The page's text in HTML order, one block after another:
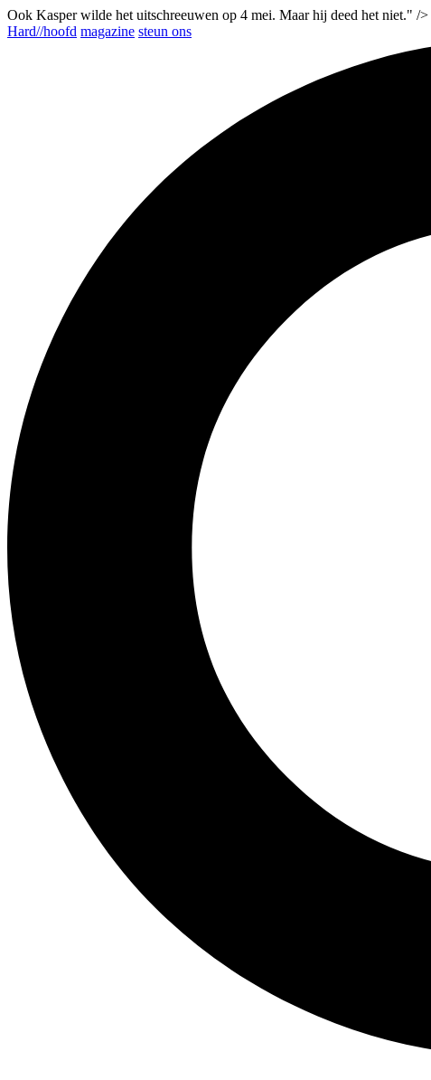
Ook Kasper wilde het uitschreeuwen op 4 mei. Maar hij deed het niet." />
Hard//hoofd magazine steun ons